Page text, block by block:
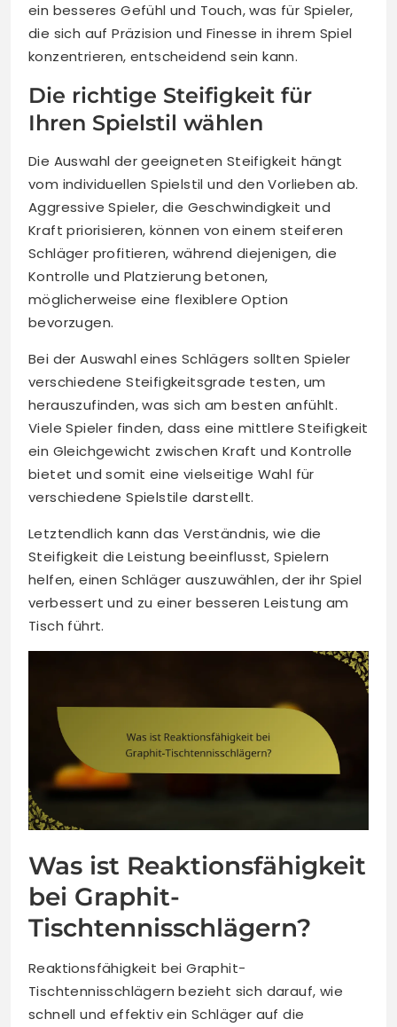
ein besseres Gefühl und Touch, was für Spieler,
die sich auf Präzision und Finesse in ihrem Spiel
konzentrieren, entscheidend sein kann.
Die richtige Steifigkeit für
Ihren Spielstil wählen
Die Auswahl der geeigneten Steifigkeit hängt
vom individuellen Spielstil und den Vorlieben ab.
Aggressive Spieler, die Geschwindigkeit und
Kraft priorisieren, können von einem steiferen
Schläger profitieren, während diejenigen, die
Kontrolle und Platzierung betonen,
möglicherweise eine flexiblere Option
bevorzugen.
Bei der Auswahl eines Schlägers sollten Spieler
verschiedene Steifigkeitsgrade testen, um
herauszufinden, was sich am besten anfühlt.
Viele Spieler finden, dass eine mittlere Steifigkeit
ein Gleichgewicht zwischen Kraft und Kontrolle
bietet und somit eine vielseitige Wahl für
verschiedene Spielstile darstellt.
Letztendlich kann das Verständnis, wie die
Steifigkeit die Leistung beeinflusst, Spielern
helfen, einen Schläger auszuwählen, der ihr Spiel
verbessert und zu einer besseren Leistung am
Tisch führt.
Was ist Reaktionsfähigkeit
bei Graphit-
Tischtennisschlägern?
Reaktionsfähigkeit bei Graphit-
Tischtennisschlägern bezieht sich darauf, wie
schnell und effektiv ein Schläger auf die